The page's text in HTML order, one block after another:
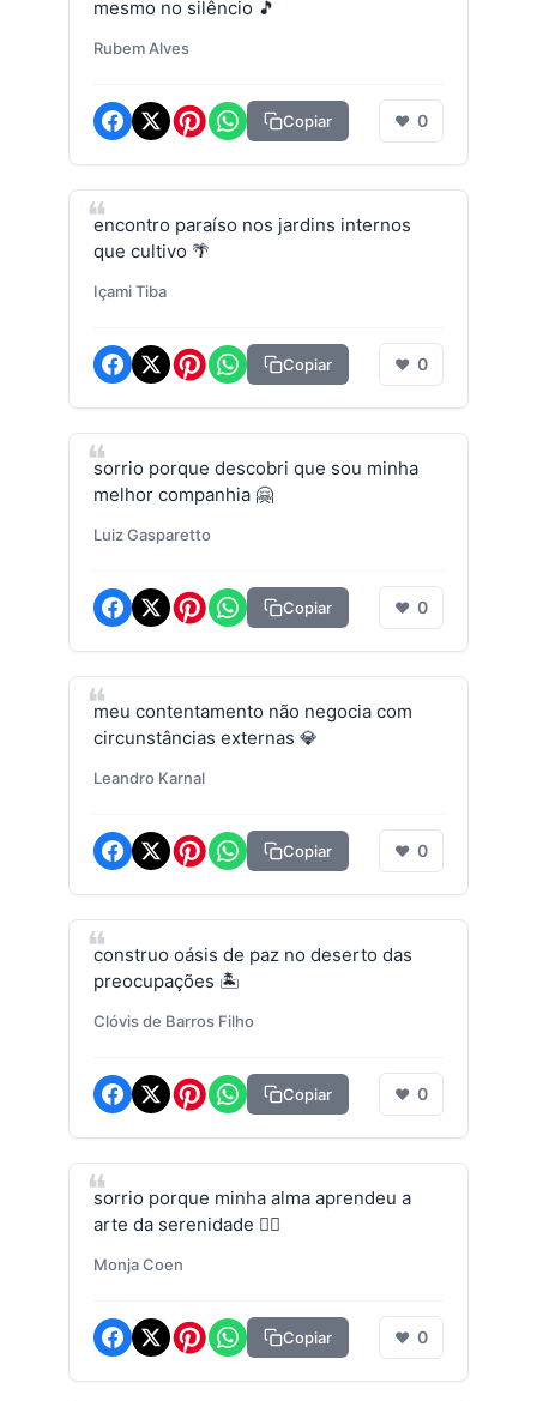
mesmo no silêncio 🎵
Rubem Alves
Copiar ❤ 0
encontro paraíso nos jardins internos
que cultivo 🌴
Içami Tiba
Copiar ❤ 0
sorrio porque descobri que sou minha
melhor companhia 🤗
Luiz Gasparetto
Copiar ❤ 0
meu contentamento não negocia com
circunstâncias externas 💎
Leandro Karnal
Copiar ❤ 0
construo oásis de paz no deserto das
preocupações 🏝️
Clóvis de Barros Filho
Copiar ❤ 0
sorrio porque minha alma aprendeu a
arte da serenidade 🧘‍♀️
Monja Coen
Copiar ❤ 0